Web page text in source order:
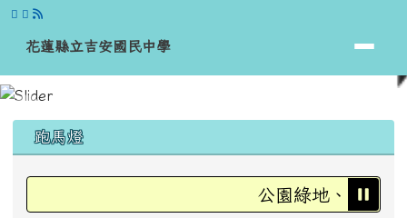
跳至主內容區
花蓮縣立吉安國民中學
花蓮縣立吉安國民中學
上中區域內容
跑馬燈
公園綠地、運動
頁尾區域